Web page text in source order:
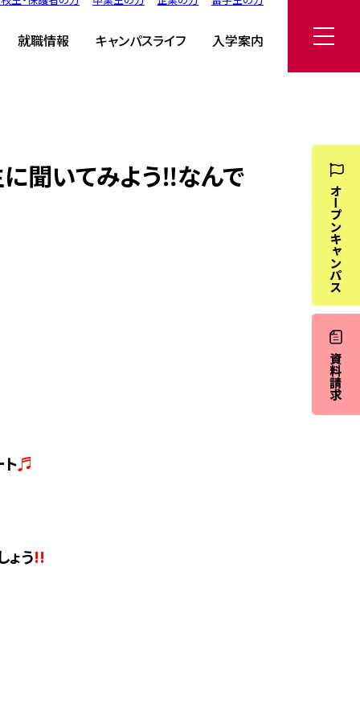
就職情報 キャンパスライフ 入学案内
でも相談会♬」
に聞いてみよう‼なんで
♬
ょう!!